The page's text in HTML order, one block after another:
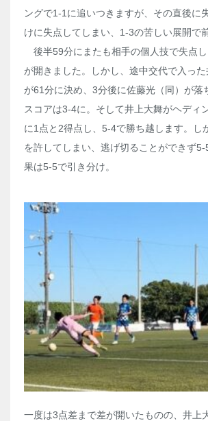
ングで1-1に追いつきますが、その直後に
けに失点してしまい、1-3の苦しい展開で
後半59分にまたも相手の個人技で失点
が開きました。しかし、途中交代で入った
が61分に決め、3分後に佐藤光（同）が落
スコアは3-4に。そして井上大舞がヘディ
に1点と2得点し、5-4で勝ち越します。し
を許してしまい、逃げ切ることができず
果は5-5で引き分け。
一度は3点差まで差が開いたものの、井上